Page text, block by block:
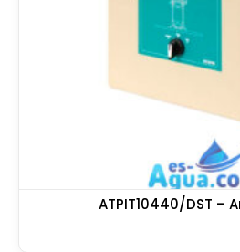
ATPIT10440/DST –